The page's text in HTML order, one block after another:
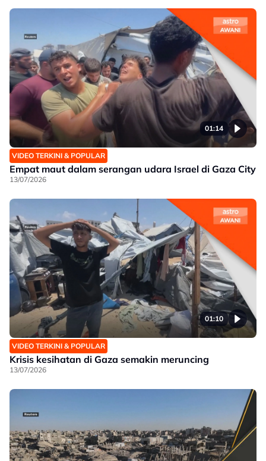
01:14
VIDEO TERKINI & POPULAR
Empat maut dalam serangan udara Israel di Gaza City
13/07/2026
01:10
VIDEO TERKINI & POPULAR
Krisis kesihatan di Gaza semakin meruncing
13/07/2026